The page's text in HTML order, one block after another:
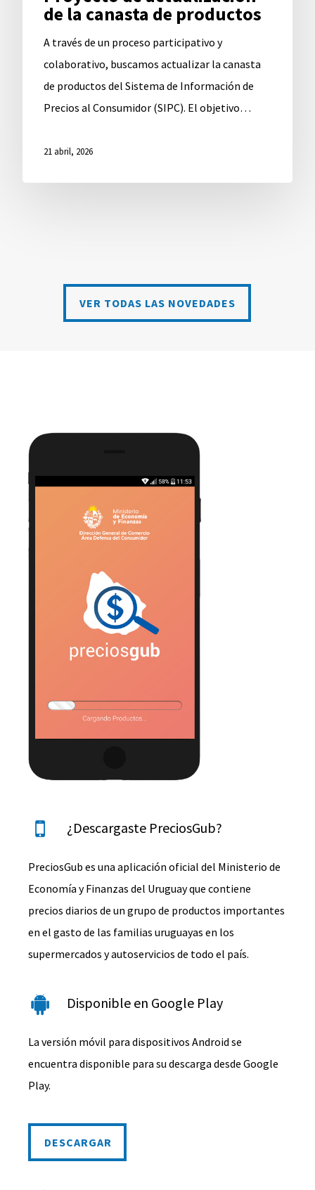
de la canasta de productos
A través de un proceso participativo y
colaborativo, buscamos actualizar la canasta
de productos del Sistema de Información de
Precios al Consumidor (SIPC). El objetivo…
21 abril, 2026
VER TODAS LAS NOVEDADES
VER TODAS LAS NOVEDADES
¿Descargaste PreciosGub?
PreciosGub es una aplicación oficial del Ministerio de
Economía y Finanzas del Uruguay que contiene
precios diarios de un grupo de productos importantes
en el gasto de las familias uruguayas en los
supermercados y autoservicios de todo el país.
Disponible en Google Play
La versión móvil para dispositivos Android se
encuentra disponible para su descarga desde Google
Play.
DESCARGAR
DESCARGAR